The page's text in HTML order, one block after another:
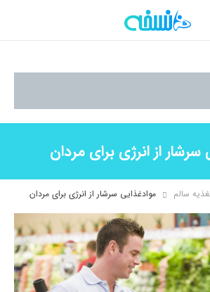
سرشار از انرژی برای مردان
سالم موادغذایی سرشار از انرژی برای مردان